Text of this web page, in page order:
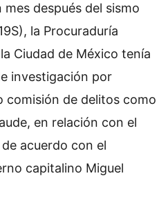
mes después del sismo
la Procuraduría
Ciudad de México tenía
investigación por
comisión de delitos como
en relación con el
acuerdo con el
capitalino Miguel